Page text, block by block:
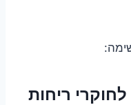
ריחות